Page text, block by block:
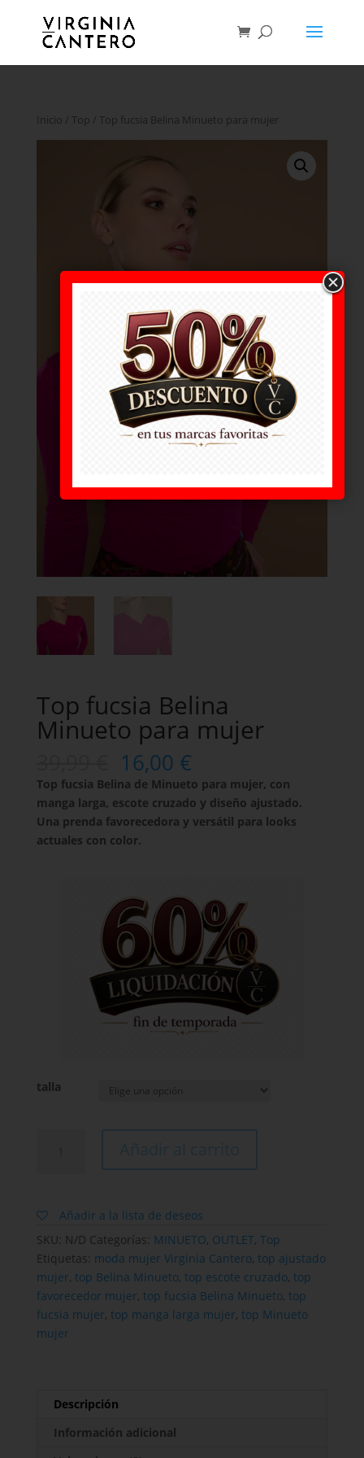
Inicio / Top / Top fucsia Belina Minueto para mujer
Top fucsia Belina
Minueto para mujer
16,00 €
Top fucsia Belina de Minueto para mujer, con
manga larga, escote cruzado y diseño ajustado.
Una prenda favorecedora y versátil para looks
actuales con color.
talla
paraAñadir a la lista de deseos
SKU: N/D Categorías: MINUETO, OUTLET, Top
Etiquetas: moda mujer Virginia Cantero, top ajustado
mujer, top Belina Minueto, top escote cruzado, top
favorecedor mujer, top fucsia Belina Minueto, top
fucsia mujer, top manga larga mujer, top Minueto
mujer
Descripción
Información adicional